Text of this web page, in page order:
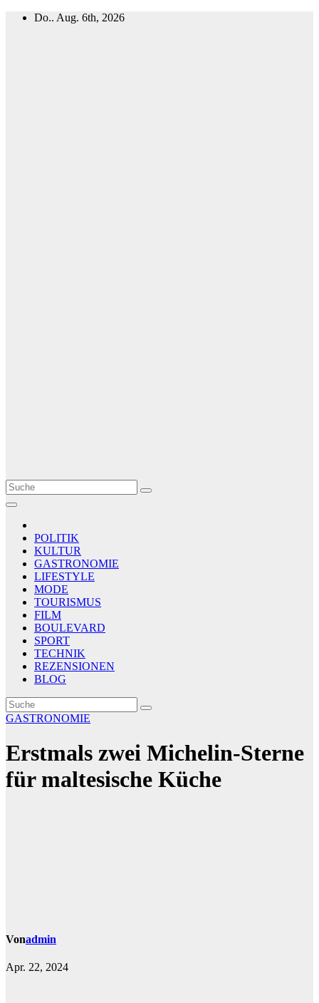
Zum
Do.. Aug. 6th, 2026
Le Matin
AGENCE DE PRESSE
POLITIK
KULTUR
GASTRONOMIE
LIFESTYLE
MODE
TOURISMUS
FILM
BOULEVARD
SPORT
TECHNIK
REZENSIONEN
BLOG
GASTRONOMIE
Erstmals zwei Michelin-Sterne
für maltesische Küche
Vonadmin
Apr. 22, 2024